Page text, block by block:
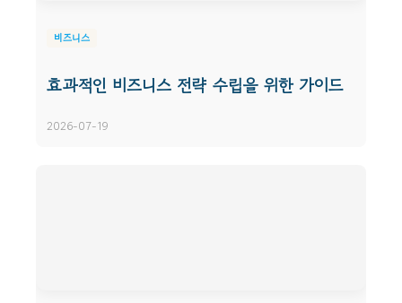
비즈니스
효과적인 비즈니스 전략 수립을 위한 가이드
2026-07-19